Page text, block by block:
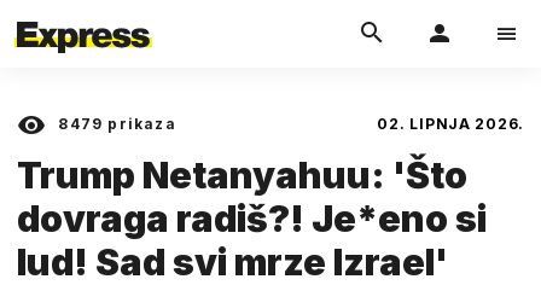
8479 prikaza 02. LIPNJA 2026.
Trump Netanyahuu: 'Što
dovraga radiš?! Je*eno si
lud! Sad svi mrze Izrael'